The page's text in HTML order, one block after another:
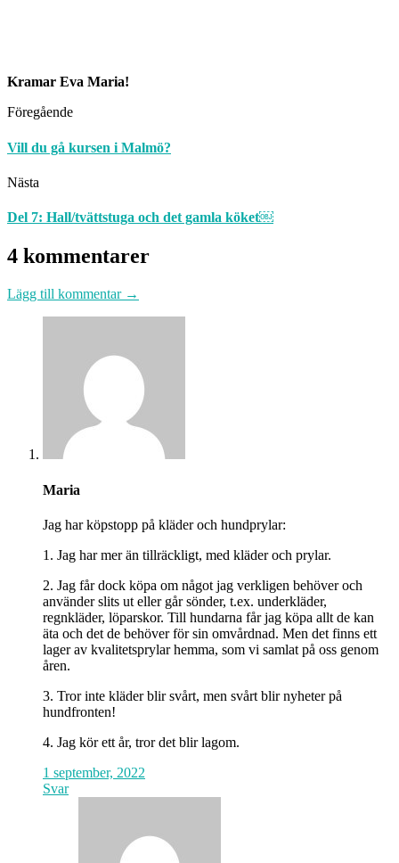
Kramar Eva Maria!
Föregående
Vill du gå kursen i Malmö?
Nästa
Del 7: Hall/tvättstuga och det gamla köket￼
4 kommentarer
Lägg till kommentar →
Maria
Jag har köpstopp på kläder och hundprylar:
1. Jag har mer än tillräckligt, med kläder och prylar.
2. Jag får dock köpa om något jag verkligen behöver och
använder slits ut eller går sönder, t.ex. underkläder,
regnkläder, löparskor. Till hundarna får jag köpa allt de kan
äta och det de behöver för sin omvårdnad. Men det finns ett
lager av kvalitetsprylar hemma, som vi samlat på oss genom
åren.
3. Tror inte kläder blir svårt, men svårt blir nyheter på
hundfronten!
4. Jag kör ett år, tror det blir lagom.
1 september, 2022
Svar